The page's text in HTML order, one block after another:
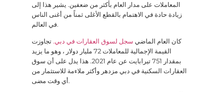
المعاملات على مدار العام بأكثر من ضعفين. يشير هذا إلى
زيادة حادة في الاهتمام بالقطع الأغلى ثمناً من أغنى الناس
في العالم.
كان العام الماضي سجل لسوق العقارات في دبي. تجاوزت
القيمة الإجمالية للمعاملات 72 مليار دولار ، وهو ما يزيد
بمقدار 751 تيرابايت عن عام 2021. هذا يدل على أن سوق
العقارات السكنية في دبي مزدهر وأكثر ملاءمة للاستثمار من
أي وقت مضى.